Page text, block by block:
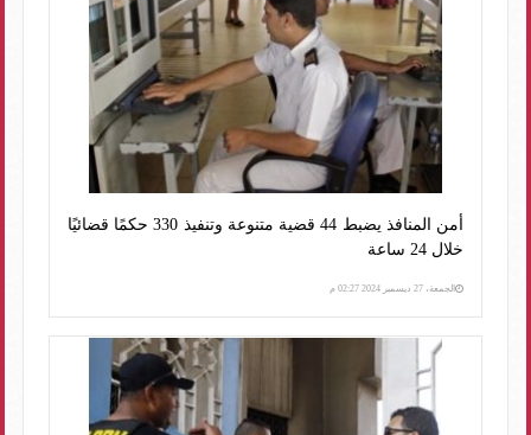
أمن المنافذ يضبط 44 قضية متنوعة وتنفيذ 330 حكمًا قضائيًا
خلال 24 ساعة
الجمعة، 27 ديسمبر 2024 02:27 م